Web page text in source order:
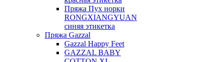
Пряжа Пух норки
RONGXIANGYUAN
синяя этикетка
Пряжа Gazzal
Gazzal Happy Feet
GAZZAL BABY